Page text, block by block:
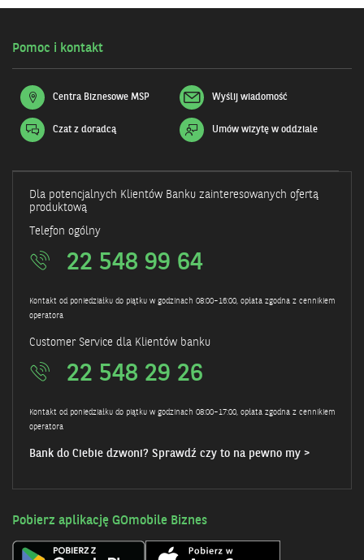
Pomoc i kontakt
Centra Biznesowe MSP Wyślij wiadomość
Czat z doradcą
Otwiera
się
Umów wizytę w oddziale
Dla potencjalnych Klientów Banku zainteresowanych ofertą
produktową
Telefon ogólny
22 548 99 64
Kontakt od poniedziałku do piątku w godzinach 08:00–16:00, opłata zgodna z cennikiem
operatora
Customer Service dla Klientów banku
22 548 29 26
Kontakt od poniedziałku do piątku w godzinach 08:00–17:00, opłata zgodna z cennikiem
operatora
Bank do Ciebie dzwoni? Sprawdź czy to na pewno my >
Pobierz aplikację GOmobile Biznes